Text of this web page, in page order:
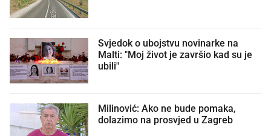
Svjedok o ubojstvu novinarke na
Malti: "Moj život je završio kad su je
ubili"
Milinović: Ako ne bude pomaka,
dolazimo na prosvjed u Zagreb